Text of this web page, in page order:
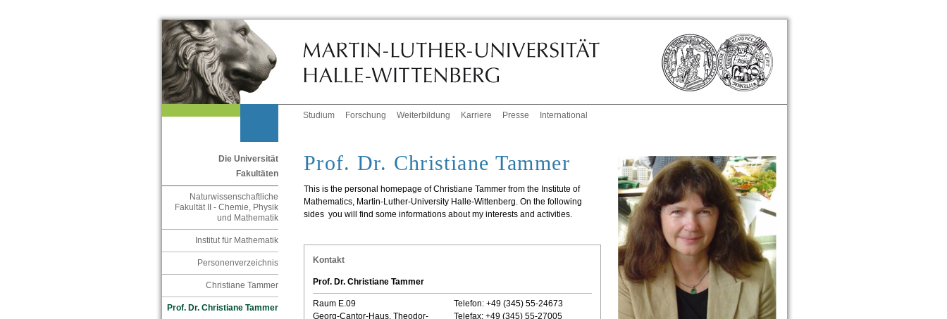
Studium Forschung Weiterbildung Karriere Presse International
Die Universität
Fakultäten
Naturwissenschaftliche
Fakultät II - Chemie, Physik
und Mathematik
Institut für Mathematik
Personenverzeichnis
Christiane Tammer
Prof. Dr. Christiane Tammer
Prof. Dr. Christiane Tammer
This is the personal homepage of Christiane Tammer from the Institute of
Mathematics, Martin-Luther-University Halle-Wittenberg. On the following
sides you will find some informations about my interests and activities.
Kontakt
Prof. Dr. Christiane Tammer
Raum E.09
Georg-Cantor-Haus, Theodor-
Telefon: +49 (345) 55-24673
Telefax: +49 (345) 55-27005